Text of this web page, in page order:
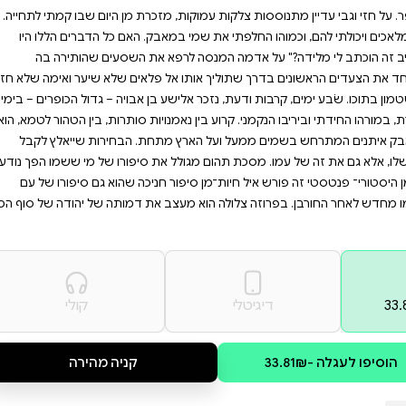
ופנטזיה בצורה
נקודת מבט ייחודית
היסטורית ופנטזיה,
וגלו את הכוח הטמון
שש־ עשרה, הייתי תלמיד חכם
מן היום שבו קמתי לתחייה.
השסעים שהותירה בה
שלא שיער ואימה שלא חזה
אבויה – גדול הכופרים – בימי
סותרות, בין הטהור לטמא, הוא
הבחירות שייאלץ לקבל